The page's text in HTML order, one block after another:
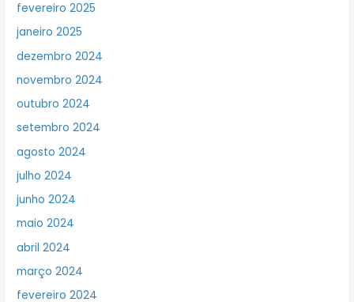
fevereiro 2025
janeiro 2025
dezembro 2024
novembro 2024
outubro 2024
setembro 2024
agosto 2024
julho 2024
junho 2024
maio 2024
abril 2024
março 2024
fevereiro 2024